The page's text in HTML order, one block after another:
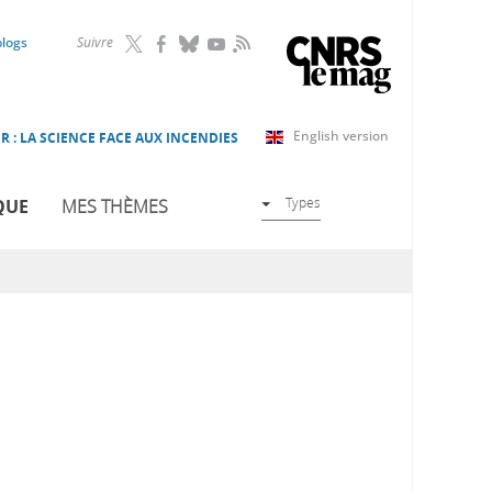
Suivre RSS
English version
: LA SCIENCE FACE AUX INCENDIES
MES THÈMES Types